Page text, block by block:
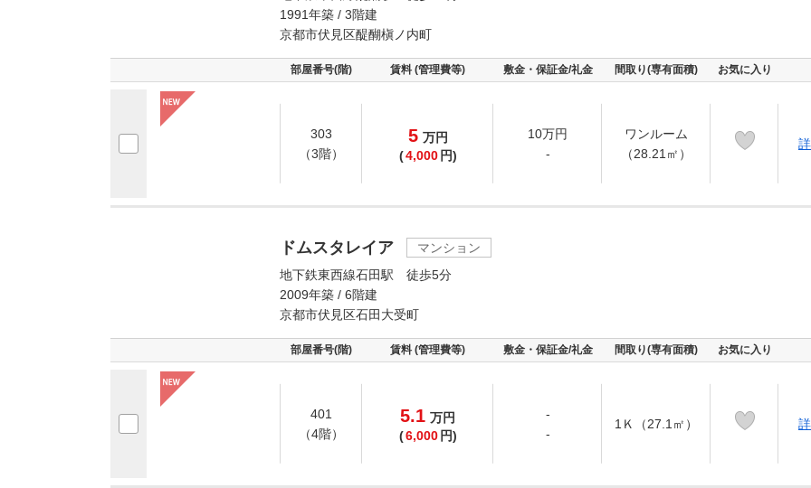
1991年築 / 3階建
京都市伏見区醍醐槇ノ内町
部屋番号(階) 賃料 (管理費等) 敷金・保証金/礼金 間取り(専有面積) お気に入り
303
（3階）
5 万円
(4,000 円)
10万円
-
ワンルーム
（28.21㎡）
ドムスタレイア
マンション
地下鉄東西線石田駅 徒歩5分
2009年築 / 6階建
京都市伏見区石田大受町
部屋番号(階) 賃料 (管理費等) 敷金・保証金/礼金 間取り(専有面積) お気に入り
401
（4階）
5.1 万円
(6,000 円)
-
-
1Ｋ（27.1㎡）